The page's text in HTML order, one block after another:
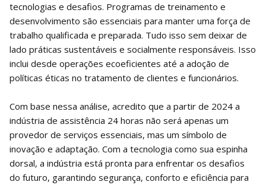
tecnologias e desafios. Programas de treinamento e
desenvolvimento são essenciais para manter uma força de
trabalho qualificada e preparada. Tudo isso sem deixar de
lado práticas sustentáveis e socialmente responsáveis. Isso
inclui desde operações ecoeficientes até a adoção de
políticas éticas no tratamento de clientes e funcionários.
Com base nessa análise, acredito que a partir de 2024 a
indústria de assistência 24 horas não será apenas um
provedor de serviços essenciais, mas um símbolo de
inovação e adaptação. Com a tecnologia como sua espinha
dorsal, a indústria está pronta para enfrentar os desafios
do futuro, garantindo segurança, conforto e eficiência para